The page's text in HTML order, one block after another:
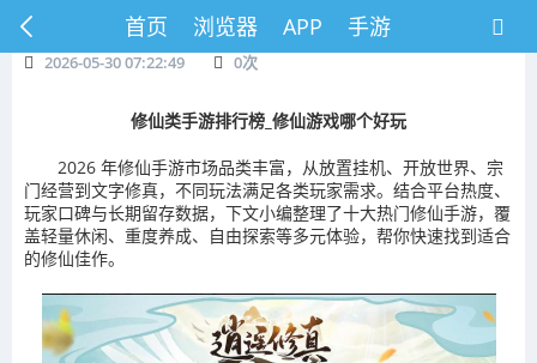
首页 浏览器 APP 手游
2026-05-30 07:22:49 0次
修仙类手游排行榜_修仙游戏哪个好玩
2026 年修仙手游市场品类丰富，从放置挂机、开放世界、宗
门经营到文字修真，不同玩法满足各类玩家需求。结合平台热度、
玩家口碑与长期留存数据，下文小编整理了十大热门修仙手游，覆
盖轻量休闲、重度养成、自由探索等多元体验，帮你快速找到适合
的修仙佳作。